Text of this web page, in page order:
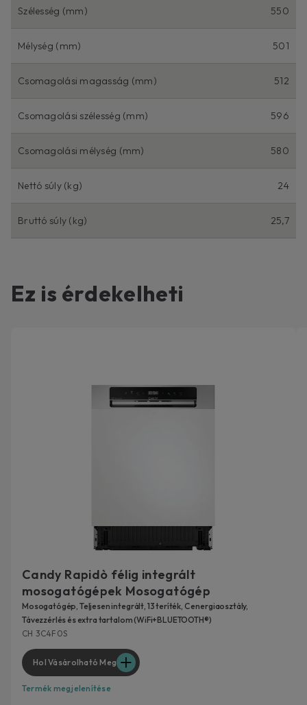
Szélesség (mm) 550
Mélység (mm) 501
Csomagolási magasság (mm) 512
Csomagolási szélesség (mm) 596
Csomagolási mélység (mm) 580
Nettó súly (kg) 24
Bruttó súly (kg) 25,7
Ez is érdekelheti
Candy Rapidò félig integrált
mosogatógépek Mosogatógép
Mosogatógép, Teljesen integrált, 13 teríték, C energiaosztály,
Távezzérlés és extra tartalom (WiFi+BLUETOOTH®)
CH 3C4F0S
Hol Vásárolható Meg
Termék megjelenítése